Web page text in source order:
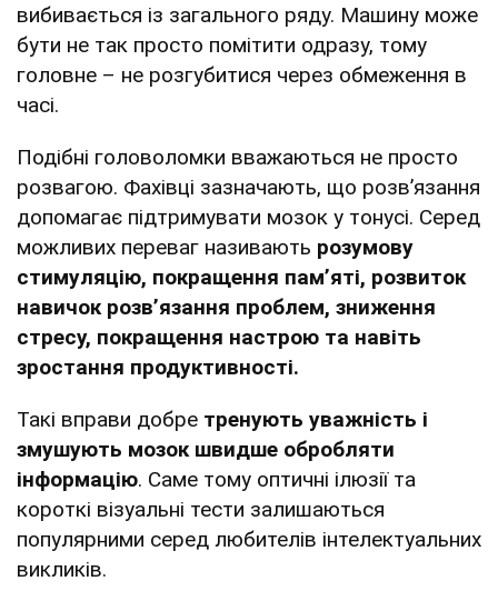
вибивається із загального ряду. Машину може
бути не так просто помітити одразу, тому
головне – не розгубитися через обмеження в
часі.
Подібні головоломки вважаються не просто
розвагою. Фахівці зазначають, що розв’язання
допомагає підтримувати мозок у тонусі. Серед
можливих переваг називають розумову
стимуляцію, покращення пам’яті, розвиток
навичок розв’язання проблем, зниження
стресу, покращення настрою та навіть
зростання продуктивності.
Такі вправи добре тренують уважність і
змушують мозок швидше обробляти
інформацію. Саме тому оптичні ілюзії та
короткі візуальні тести залишаються
популярними серед любителів інтелектуальних
викликів.